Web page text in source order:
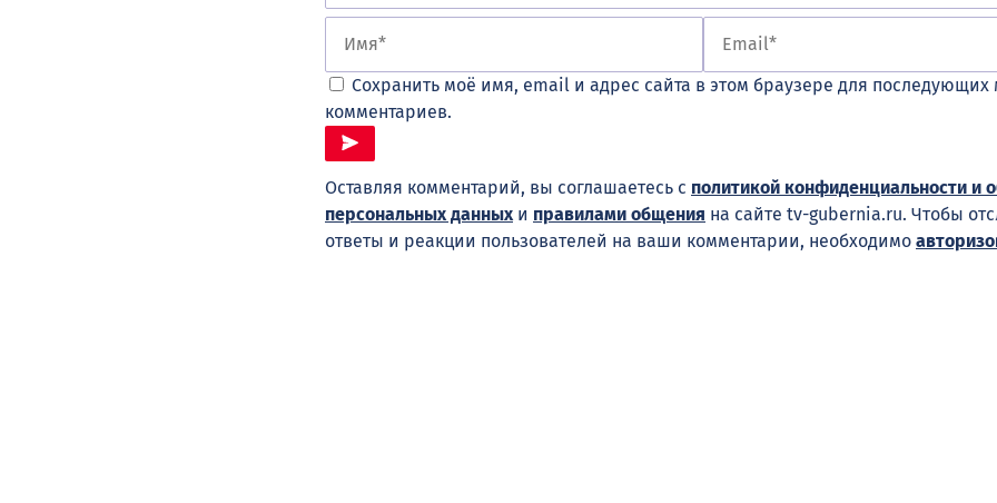
Сохранить моё имя, email и адрес сайта в этом браузере для последующих
комментариев.
Оставляя комментарий, вы соглашаетесь с политикой конфиденциальности и
персональных данныхи правилами общения на сайте tv-gubernia.ru. Чтобы
ответы и реакции пользователей на ваши комментарии, необходимо